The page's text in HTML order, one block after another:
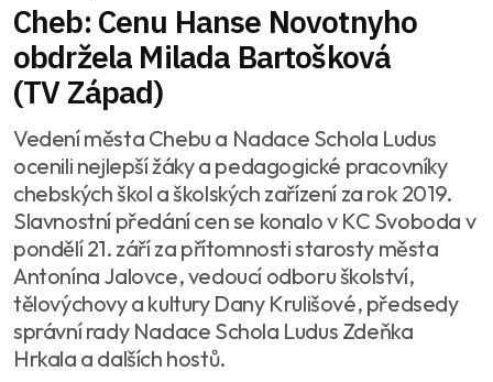
Cheb: Cenu Hanse Novotnyho
obdržela Milada Bartošková
(TV Západ)
Vedení města Chebu a Nadace Schola Ludus
ocenili nejlepší žáky a pedagogické pracovníky
chebských škol a školských zařízení za rok 2019.
Slavnostní předání cen se konalo v KC Svoboda v
pondělí 21. září za přítomnosti starosty města
Antonína Jalovce, vedoucí odboru školství,
tělovýchovy a kultury Dany Krulišové, předsedy
správní rady Nadace Schola Ludus Zdeňka
Hrkala a dalších hostů.